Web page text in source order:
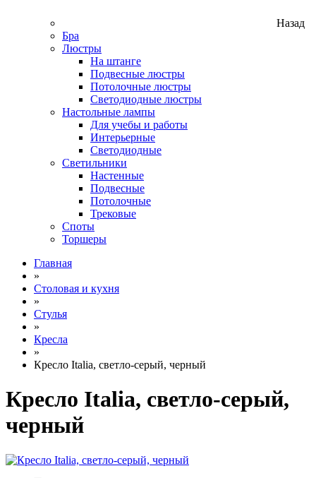
Назад
Бра
Люстры
На штанге
Подвесные люстры
Потолочные люстры
Светодиодные люстры
Настольные лампы
Для учебы и работы
Интерьерные
Светодиодные
Светильники
Настенные
Подвесные
Потолочные
Трековые
Споты
Торшеры
Главная
»
Столовая и кухня
»
Стулья
»
Кресла
»
Кресло Italia, светло-серый, черный
Кресло Italia, светло-серый,
черный